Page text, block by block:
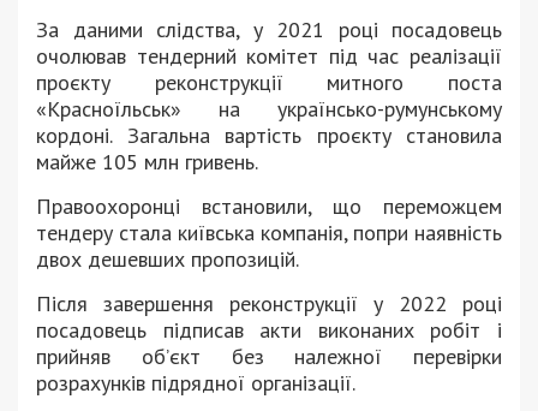
За даними слідства, у 2021 році посадовець
очолював тендерний комітет під час реалізації
проєкту реконструкції митного поста
«Красноїльськ» на українсько-румунському
кордоні. Загальна вартість проєкту становила
майже 105 млн гривень.
Правоохоронці встановили, що переможцем
тендеру стала київська компанія, попри наявність
двох дешевших пропозицій.
Після завершення реконструкції у 2022 році
посадовець підписав акти виконаних робіт і
прийняв об’єкт без належної перевірки
розрахунків підрядної організації.